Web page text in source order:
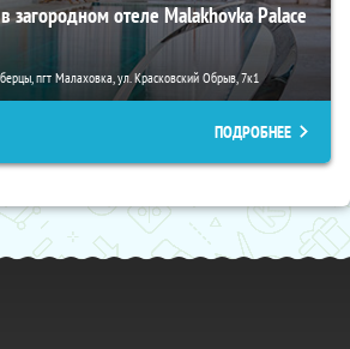
отеле Malakhovka Palace
пгт Малаховка, ул. Красковский Обрыв, 7к1
ПОДРОБНЕЕ